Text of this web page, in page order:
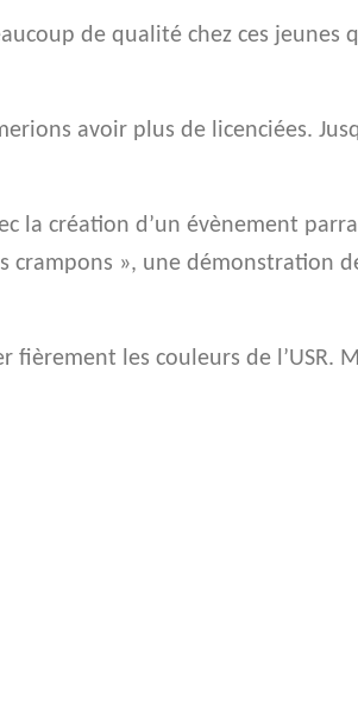
de qualité chez ces
avoir plus de licenciées.
la création d’un évènement
», une démonstration
fièrement les couleurs de